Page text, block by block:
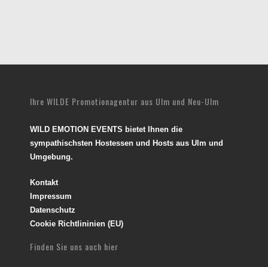
Ihre WILDE Promotionagentur aus Ulm und Neu-Ulm
WILD EMOTION EVENTS bietet Ihnen die
sympathischsten Hostessen und Hosts aus Ulm und
Umgebung.
Kontakt
Impressum
Datenschutz
Cookie Richtlininien (EU)
Finden Sie uns auch hier